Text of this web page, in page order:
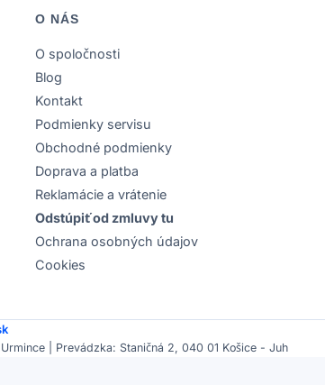
O NÁS
O spoločnosti
Blog
Kontakt
Podmienky servisu
Obchodné podmienky
Doprava a platba
Reklamácie a vrátenie
Odstúpiť od zmluvy tu
Ochrana osobných údajov
Cookies
| Prevádzka: Staničná 2, 040 01 Košice - Juh